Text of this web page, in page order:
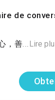
de
，善...Lire